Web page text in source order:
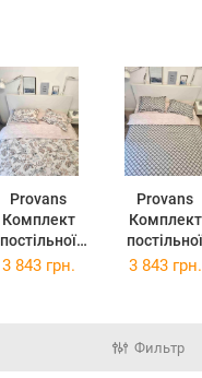
Provans
Комплект
постільної
білизни
Provans
Комплект
постільної
білизни
Сімейний
3 843 грн. 3 843 грн.
Фильтр